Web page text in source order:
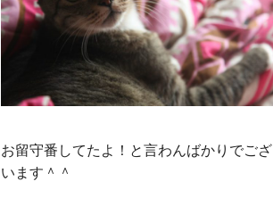
お留守番してたよ！と言わんばかりでござ
います＾＾